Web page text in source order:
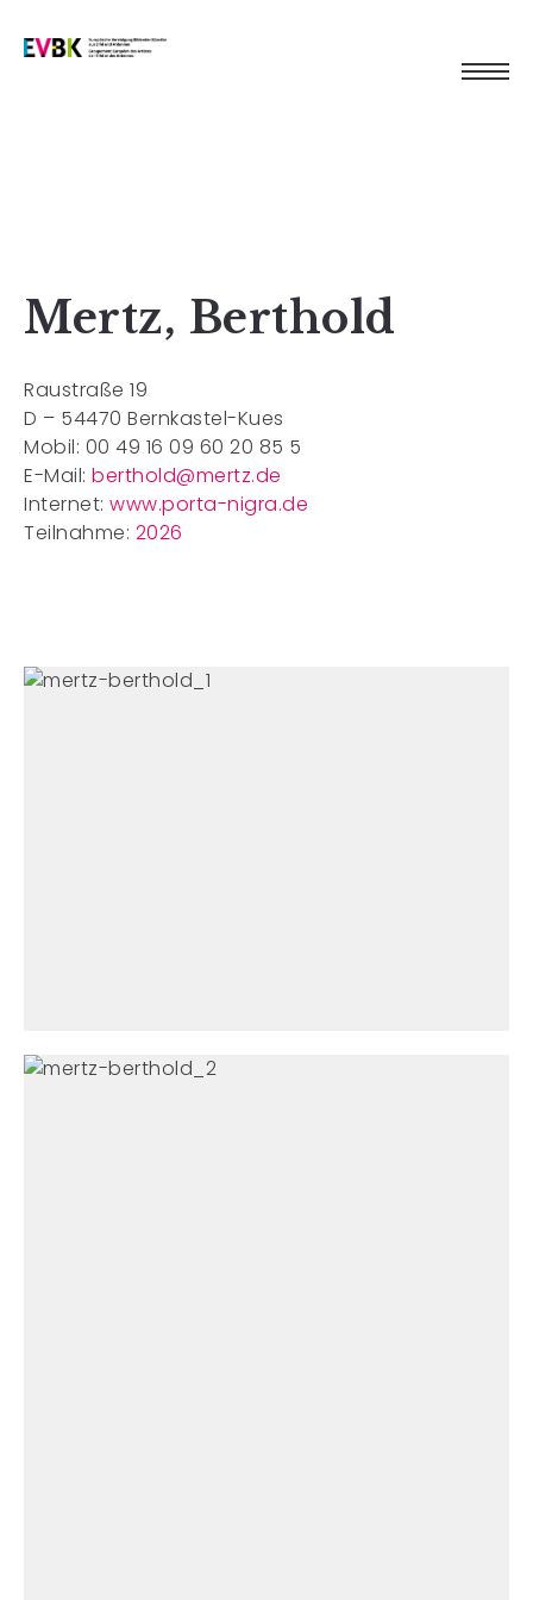
Mertz, Berthold
Raustraße 19
D – 54470 Bernkastel-Kues
Mobil: 00 49 16 09 60 20 85 5
E-Mail: berthold@mertz.de
Internet: www.porta-nigra.de
Teilnahme: 2026